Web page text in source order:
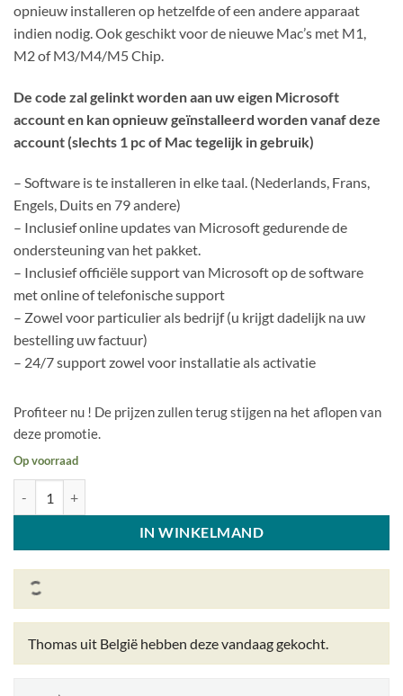
opnieuw installeren op hetzelfde of een andere apparaat
indien nodig. Ook geschikt voor de nieuwe Mac’s met M1,
M2 of M3/M4/M5 Chip.
De code zal gelinkt worden aan uw eigen Microsoft
account en kan opnieuw geïnstalleerd worden vanaf deze
account (slechts 1 pc of Mac tegelijk in gebruik)
– Software is te installeren in elke taal. (Nederlands, Frans,
Engels, Duits en 79 andere)
– Inclusief online updates van Microsoft gedurende de
ondersteuning van het pakket.
– Inclusief officiële support van Microsoft op de software
met online of telefonische support
– Zowel voor particulier als bedrijf (u krijgt dadelijk na uw
bestelling uw factuur)
– 24/7 support zowel voor installatie als activatie
Profiteer nu ! De prijzen zullen terug stijgen na het aflopen van
deze promotie.
Op voorraad
IN WINKELMAND
Thomas uit België hebben deze vandaag gekocht.